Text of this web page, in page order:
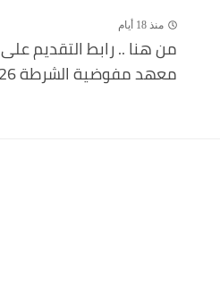
منذ 18 أيام
من هنا .. رابط التقديم على
معهد مفوضية الشرطة 2026...